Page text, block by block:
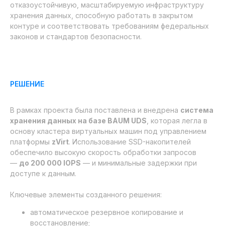
отказоустойчивую, масштабируемую инфраструктуру
хранения данных, способную работать в закрытом
контуре и соответствовать требованиям федеральных
законов и стандартов безопасности.
РЕШЕНИЕ
В рамках проекта была поставлена и внедрена система
хранения данных на базе BAUM UDS , которая легла в
основу кластера виртуальных машин под управлением
платформы zVirt. Использование SSD-накопителей
обеспечило высокую скорость обработки запросов
— до 200 000 IOPS — и минимальные задержки при
доступе к данным.
Ключевые элементы созданного решения:
автоматическое резервное копирование и
восстановление;